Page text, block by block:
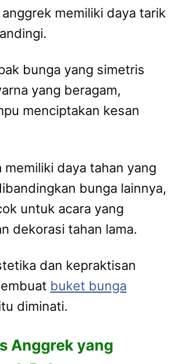
memiliki daya tarik
bunga yang simetris
yang beragam,
menciptakan kesan
memiliki daya tahan yang
bunga lainnya,
untuk acara yang
dekorasi tahan lama.
dan kepraktisan
buket bunga
diminati.
Anggrek yang